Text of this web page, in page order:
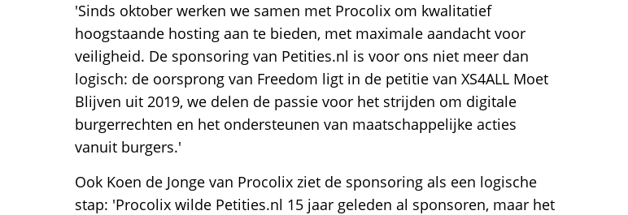
'Sinds oktober werken we samen met Procolix om kwalitatief
hoogstaande hosting aan te bieden, met maximale aandacht voor
veiligheid. De sponsoring van Petities.nl is voor ons niet meer dan
logisch: de oorsprong van Freedom ligt in de petitie van XS4ALL Moet
Blijven uit 2019, we delen de passie voor het strijden om digitale
burgerrechten en het ondersteunen van maatschappelijke acties
vanuit burgers.'
Ook Koen de Jonge van Procolix ziet de sponsoring als een logische
stap: 'Procolix wilde Petities.nl 15 jaar geleden al sponsoren, maar het